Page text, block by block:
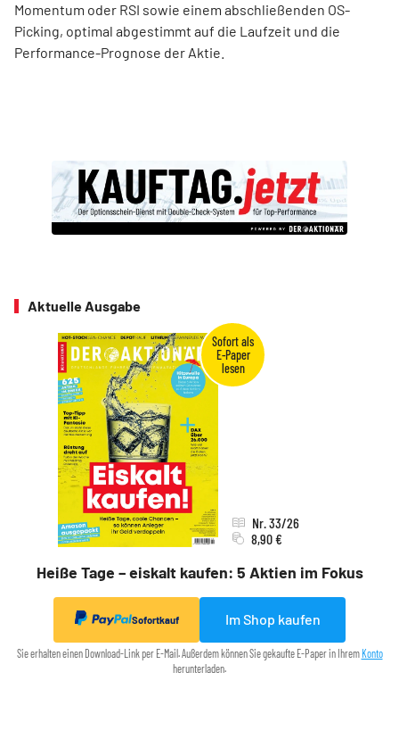
Momentum oder RSI sowie einem abschließenden OS-
Picking, optimal abgestimmt auf die Laufzeit und die
Performance-Prognose der Aktie.
Aktuelle Ausgabe
Heiße Tage – eiskalt kaufen: 5 Aktien im Fokus
Nr. 33/26
8,90 €
Sofortkauf Im Shop kaufen
Sie erhalten einen Download-Link per E-Mail. Außerdem können Sie gekaufte E-Paper in IhremKonto
herunterladen.